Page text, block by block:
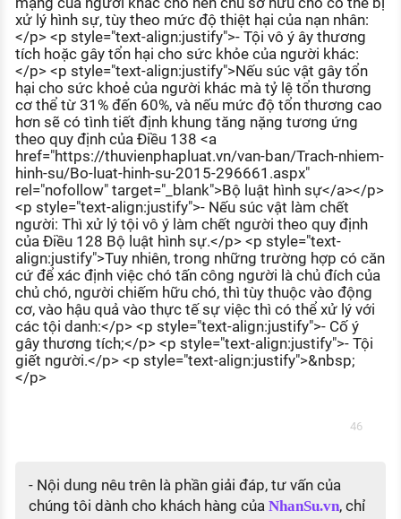
xử lý hình sự, tùy theo mức độ thiệt hại của nạn nhân:
</p> <p style="text-align:justify">- Tội vô ý ây thương
tích hoặc gây tổn hại cho sức khỏe của người khác:
</p> <p style="text-align:justify">Nếu súc vật gây tổn
hại cho sức khoẻ của người khác mà tỷ lệ tổn thương
cơ thể từ 31% đến 60%, và nếu mức độ tổn thương cao
hơn sẽ có tình tiết định khung tăng nặng tương ứng
theo quy định của Điều 138 <a
href="https://thuvienphapluat.vn/van-ban/Trach-nhiem-
hinh-su/Bo-luat-hinh-su-2015-296661.aspx"
rel="nofollow" target="_blank">Bộ luật hình sự</a></p>
<p style="text-align:justify">- Nếu súc vật làm chết
người: Thì xử lý tội vô ý làm chết người theo quy định
của Điều 128 Bộ luật hình sự.</p> <p style="text-
align:justify">Tuy nhiên, trong những trường hợp có căn
cứ để xác định việc chó tấn công người là chủ đích của
chủ chó, người chiếm hữu chó, thì tùy thuộc vào động
cơ, vào hậu quả vào thực tế sự việc thì có thể xử lý với
các tội danh:</p> <p style="text-align:justify">- Cố ý
gây thương tích;</p> <p style="text-align:justify">- Tội
giết người.</p> <p style="text-align:justify">&nbsp;
</p>
46
- Nội dung nêu trên là phần giải đáp, tư vấn của
chúng tôi dành cho khách hàng của NhanSu.vn, chỉ